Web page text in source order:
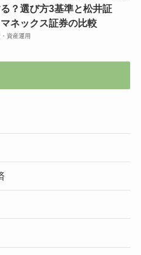
？選び方3基準と松井証
ネックス証券の比較
資産運用